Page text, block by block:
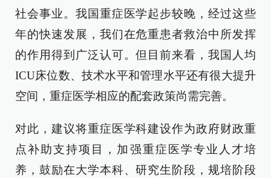
社会事业。我国重症医学起步较晚，经过这些
年的快速发展，我们在危重患者救治中所发挥
的作用得到广泛认可。但目前来看，我国人均
ICU床位数、技术水平和管理水平还有很大提升
空间，重症医学相应的配套政策尚需完善。
对此，建议将重症医学科建设作为政府财政重
点补助支持项目，加强重症医学专业人才培
养，鼓励在大学本科、研究生阶段，规培阶段